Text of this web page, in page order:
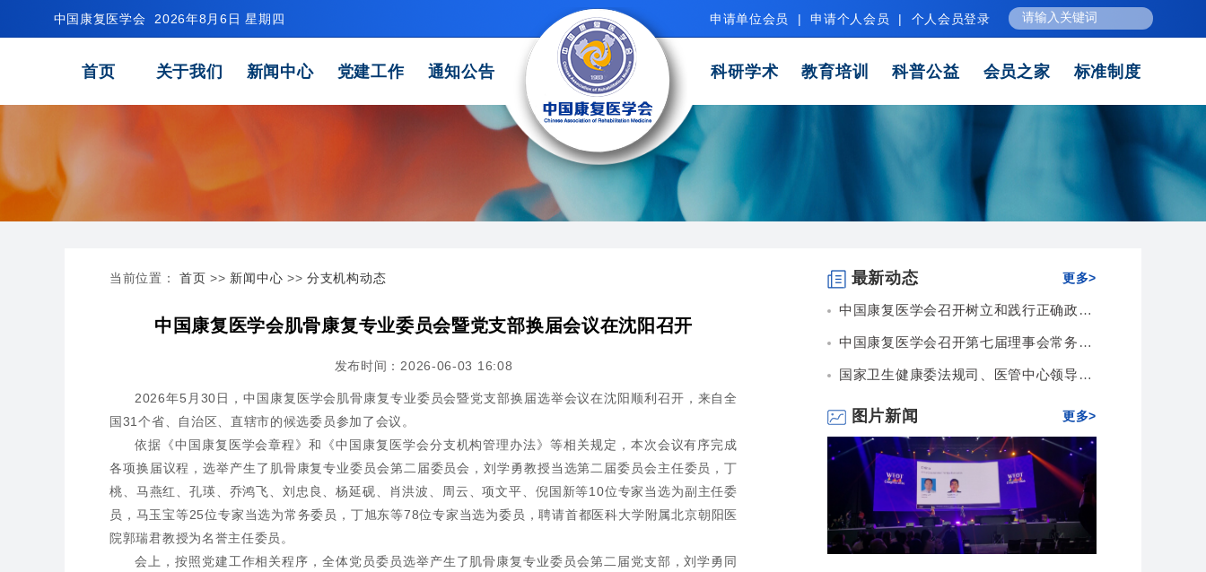
中国康复医学会 2026年8月6日 星期四 申请单位会员 | 申请个人会员 | 个人会员登录
首页 关于我们 新闻中心 党建工作 通知公告 科研学术 教育培训 科普公益 会员之家 标准制度
当前位置： 首页 >> 新闻中心 >>分支机构动态
中国康复医学会肌骨康复专业委员会暨党支部换届会议在沈阳召开
发布时间：2026-06-03 16:08
2026年5月30日，中国康复医学会肌骨康复专业委员会暨党支部换届选举会议在沈阳顺利召开，来自全
国31个省、自治区、直辖市的候选委员参加了会议。
依据《中国康复医学会章程》和《中国康复医学会分支机构管理办法》等相关规定，本次会议有序完成
各项换届议程，选举产生了肌骨康复专业委员会第二届委员会，刘学勇教授当选第二届委员会主任委员，丁
桃、马燕红、孔瑛、乔鸿飞、刘忠良、杨延砚、肖洪波、周云、项文平、倪国新等10位专家当选为副主任委
员，马玉宝等25位专家当选为常务委员，丁旭东等78位专家当选为委员，聘请首都医科大学附属北京朝阳医
院郭瑞君教授为名誉主任委员。
会上，按照党建工作相关程序，全体党员委员选举产生了肌骨康复专业委员会第二届党支部，刘学勇同
最新动态 更多>
中国康复医学会召开树立和践行正确政绩观专题会...
中国康复医学会召开第七届理事会常务理事会第九...
国家卫生健康委法规司、医管中心领导赴中国康复...
图片新闻 更多>